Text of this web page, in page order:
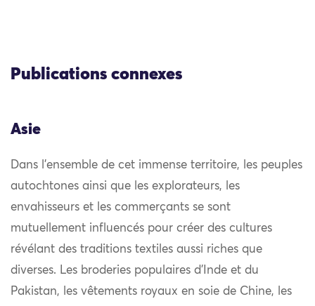
Publications connexes
Asie
Dans l’ensemble de cet immense territoire, les peuples
autochtones ainsi que les explorateurs, les
envahisseurs et les commerçants se sont
mutuellement influencés pour créer des cultures
révélant des traditions textiles aussi riches que
diverses. Les broderies populaires d’Inde et du
Pakistan, les vêtements royaux en soie de Chine, les